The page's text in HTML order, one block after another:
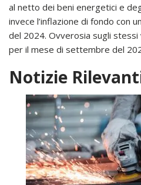
al netto dei beni energetici e
invece l’inflazione di fondo con un
del 2024. Ovverosia sugli stessi
per il mese di settembre del
Notizie